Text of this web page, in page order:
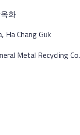
화
Ha Chang Guk
Metal Recycling Co.